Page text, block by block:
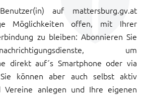
auf mattersburg.gv.at
Möglichkeiten offen, mit Ihrer
zu bleiben: Abonnieren Sie
um
direkt auf´s Smartphone oder via
können aber auch selbst aktiv
Vereine anlegen und Ihre eigenen